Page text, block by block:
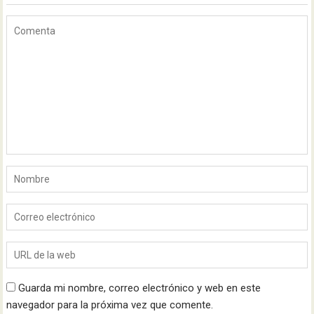
Guarda mi nombre, correo electrónico y web en este
navegador para la próxima vez que comente.